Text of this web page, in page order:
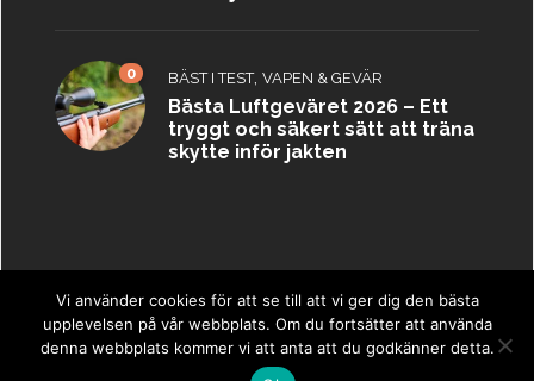
0 BÄST I TEST, VAPEN & GEVÄR
Bästa Luftgeväret 2026 – Ett
tryggt och säkert sätt att träna
skytte inför jakten
Copyright © 2023 ·Jaktbästa.se·Sitemap
Vi använder cookies för att se till att vi ger dig den bästa
upplevelsen på vår webbplats. Om du fortsätter att använda
denna webbplats kommer vi att anta att du godkänner detta.